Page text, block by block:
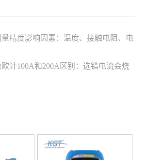
精度影响因素：温度、接触电阻、电
计100A和200A区别：选错电流会烧